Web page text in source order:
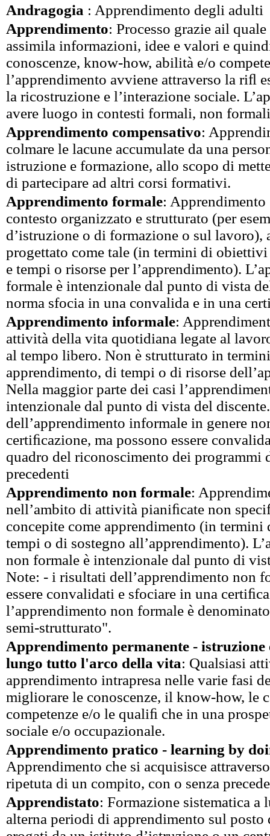
Andragogia : Apprendimento degli adulti
Apprendimento: Processo grazie ail
assimila informazioni, idee e valori e
conoscenze, know-how, abilità e/o
l’apprendimento avviene attraverso la riﬂ
la ricostruzione e l’interazione sociale.
avere luogo in contesti formali, non
Apprendimento compensativo:
colmare le lacune accumulate da una
istruzione e formazione, allo scopo di
di partecipare ad altri corsi formativi.
Apprendimento formale:
contesto organizzato e strutturato (per
d’istruzione o di formazione o sul lavoro),
progettato come tale (in termini di
e tempi o risorse per l’apprendimento).
formale è intenzionale dal punto di vista
norma sfocia in una convalida e in una
Apprendimento informale:
attività della vita quotidiana legate al
al tempo libero. Non è strutturato in
apprendimento, di tempi o di risorse
Nella maggior parte dei casi
intenzionale dal punto di vista del
dell’apprendimento informale in genere
certiﬁcazione, ma possono essere
quadro del riconoscimento dei programmi
precedenti
Apprendimento non formale:
nell’ambito di attività pianiﬁcate non
concepite come apprendimento (in
tempi o di sostegno all’apprendimento).
non formale è intenzionale dal punto di
Note: - i risultati dell’apprendimento non
essere convalidati e sfociare in una
l’apprendimento non formale è
semi-strutturato".
Apprendimento permanente - istruzione
lungo tutto l'arco della vita: Qualsiasi
apprendimento intrapresa nelle varie fasi
migliorare le conoscenze, il know-how, le
competenze e/o le qualiﬁ che in una
sociale e/o occupazionale.
Apprendimento pratico - learning by
Apprendimento che si acquisisce
ripetuta di un compito, con o senza
Apprendistato: Formazione sistematica a
alterna periodi di apprendimento sul